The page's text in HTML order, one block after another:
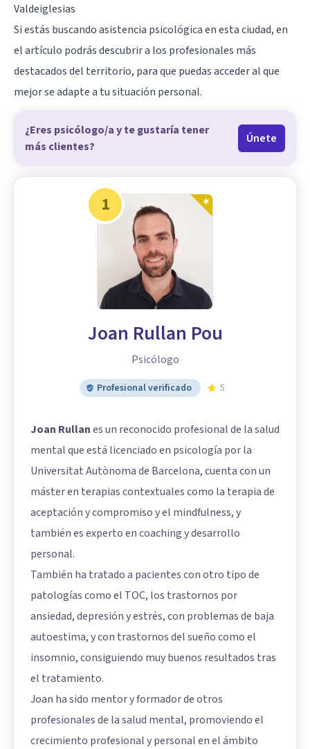
Valdeiglesias
Si estás buscando asistencia psicológica en esta ciudad, en
el artículo podrás descubrir a los profesionales más
destacados del territorio, para que puedas acceder al que
mejor se adapte a tu situación personal.
¿Eres psicólogo/a y te gustaría tener
más clientes?
Únete
1
Joan Rullan Pou
Psicólogo
Profesional verificado 5
Joan Rullanes un reconocido profesional de la salud
mental que está licenciado en psicología por la
Universitat Autònoma de Barcelona, cuenta con un
máster en terapias contextuales como la terapia de
aceptación y compromiso y el mindfulness, y
también es experto en coaching y desarrollo
personal.
También ha tratado a pacientes con otro tipo de
patologías como el TOC, los trastornos por
ansiedad, depresión y estrés, con problemas de baja
autoestima, y con trastornos del sueño como el
insomnio, consiguiendo muy buenos resultados tras
el tratamiento.
Joan ha sido mentor y formador de otros
profesionales de la salud mental, promoviendo el
crecimiento profesional y personal en el ámbito